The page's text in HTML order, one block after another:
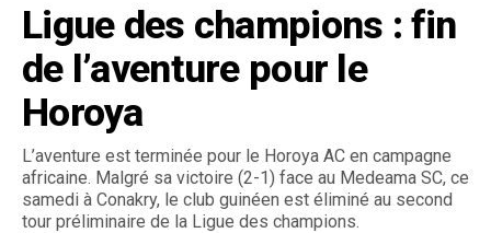
Ligue des champions : fin
de l’aventure pour le
Horoya
L’aventure est terminée pour le Horoya AC en campagne
africaine. Malgré sa victoire (2-1) face au Medeama SC, ce
samedi à Conakry, le club guinéen est éliminé au second
tour préliminaire de la Ligue des champions.